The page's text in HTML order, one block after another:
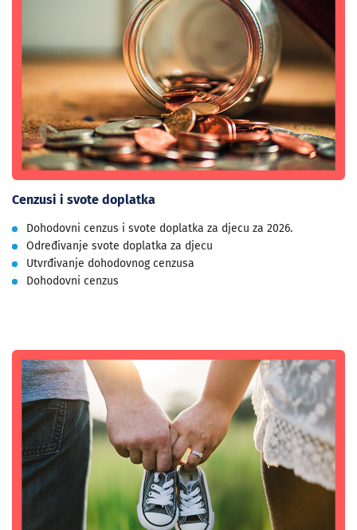
Cenzusi i svote doplatka
Dohodovni cenzus i svote doplatka za djecu za 2026.
Određivanje svote doplatka za djecu
Utvrđivanje dohodovnog cenzusa
Dohodovni cenzus